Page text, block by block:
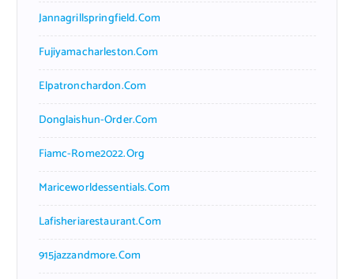
Jannagrillspringfield.com
Fujiyamacharleston.com
Elpatronchardon.com
Donglaishun-Order.com
Fiamc-Rome2022.org
Mariceworldessentials.com
Lafisheriarestaurant.com
915jazzandmore.com